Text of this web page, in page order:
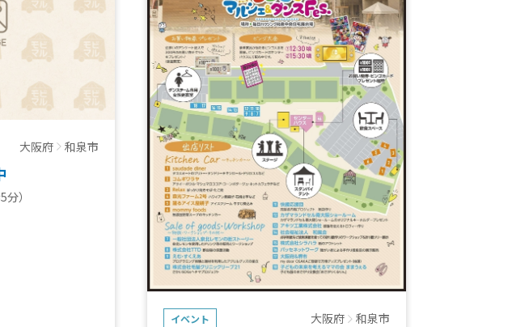
大阪府 和泉市
分）
イベント 大阪府 和泉市